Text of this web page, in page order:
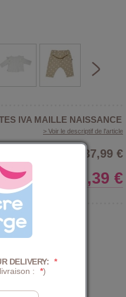
IVA MAILLE NAISSANCE
> Voir le descriptif de l'article
37,99 €
30,39 €
12 Mois
DELIVERY: *
:
*)